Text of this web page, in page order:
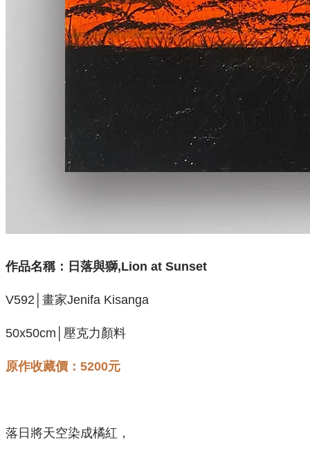
作品名稱： 日落與獅,Lion at Sunset
V592│畫家Jenifa Kisanga
50x50cm│壓克力顏料
原作收藏價：5200元
落日將天空染成橘紅，